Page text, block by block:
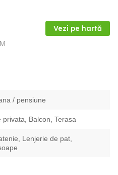
Vezi pe hartă
/ pensiune
privata, Balcon, Terasa
Lenjerie de pat,